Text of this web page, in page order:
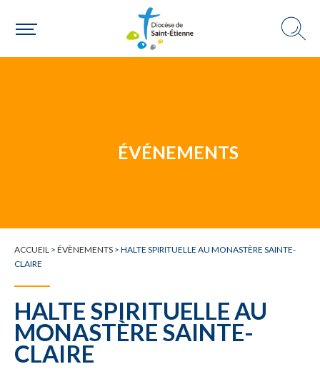
Un mouvement
Choisir ma paroisse par commune
ÉVÉNEMENTS
ACCUEIL > ÉVÈNEMENTS > HALTE SPIRITUELLE AU MONASTÈRE SAINTE-
CLAIRE
HALTE SPIRITUELLE AU
MONASTÈRE SAINTE-
CLAIRE